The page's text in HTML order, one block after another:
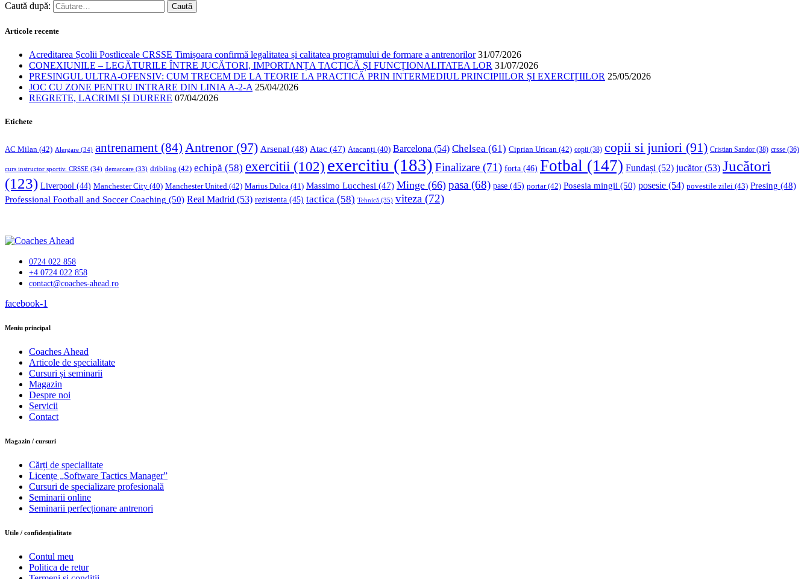
Caută după:
Articole recente
Acreditarea Școlii Postliceale CRSSE Timișoara confirmă legalitatea și calitatea programului de formare a antrenorilor 31/07/2026
CONEXIUNILE – LEGĂTURILE ÎNTRE JUCĂTORI, IMPORTANȚA TACTICĂ ȘI FUNCȚIONALITATEA LOR 31/07/2026
PRESINGUL ULTRA-OFENSIV: CUM TRECEM DE LA TEORIE LA PRACTICĂ PRIN INTERMEDIUL PRINCIPIILOR ȘI EXERCIȚIILOR 25/05/2026
JOC CU ZONE PENTRU INTRARE DIN LINIA A-2-A 25/04/2026
REGRETE, LACRIMI ȘI DURERE 07/04/2026
Etichete
AC Milan (42) Alergare (34) antrenament (84) Antrenor(97) Arsenal (48) Atac (47) Atacanți (40) Barcelona (54) Chelsea (61) Ciprian Urican (42) copii (38) copii si juniori (91) Cristian Sandor (38) crsse (36)
curs instructor sportiv. CRSSE (34) demarcare (33) dribling (42) echipă (58) exercitii (102) exercitiu (183) Finalizare (71) forta (46) Fotbal (147) Fundași (52) jucător(53) Jucători
(123) Liverpool (44) Manchester City (40) Manchester United (42) Marius Dulca (41) Massimo Lucchesi (47) Minge (66) pasa (68) pase (45) portar(42) Posesia mingii (50) posesie (54) povestile zilei (43) Presing (48)
Professional Football and Soccer Coaching (50) Real Madrid (53) rezistenta (45) tactica (58) Tehnică (35) viteza (72)
0724 022 858
+4 0724 022 858
contact@coaches-ahead.ro
facebook-1
Meniu principal
Coaches Ahead
Articole de specialitate
Cursuri și seminarii
Magazin
Despre noi
Servicii
Contact
Magazin / cursuri
Cărți de specialitate
Licențe „Software Tactics Manager”
Cursuri de specializare profesională
Seminarii online
Seminarii perfecționare antrenori
Utile / confidențialitate
Contul meu
Politica de retur